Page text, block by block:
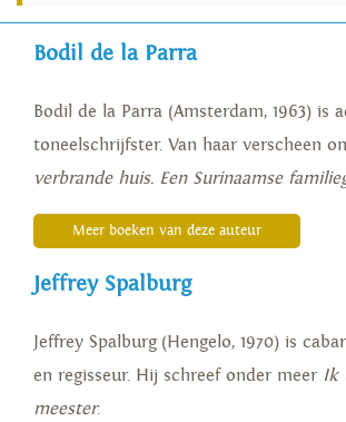
Bodil de la Parra
Bodil de la Parra (Amsterdam, 1963) is
toneelschrijfster. Van haar verscheen
verbrande huis. Een Surinaamse
Meer boeken van deze auteur
Jeffrey Spalburg
Jeffrey Spalburg (Hengelo, 1970) is
en regisseur. Hij schreef onder meer Ik
meester.